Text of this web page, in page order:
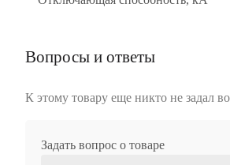
Вопросы и ответы
К этому товару еще никто не задал
Задать вопрос о товаре